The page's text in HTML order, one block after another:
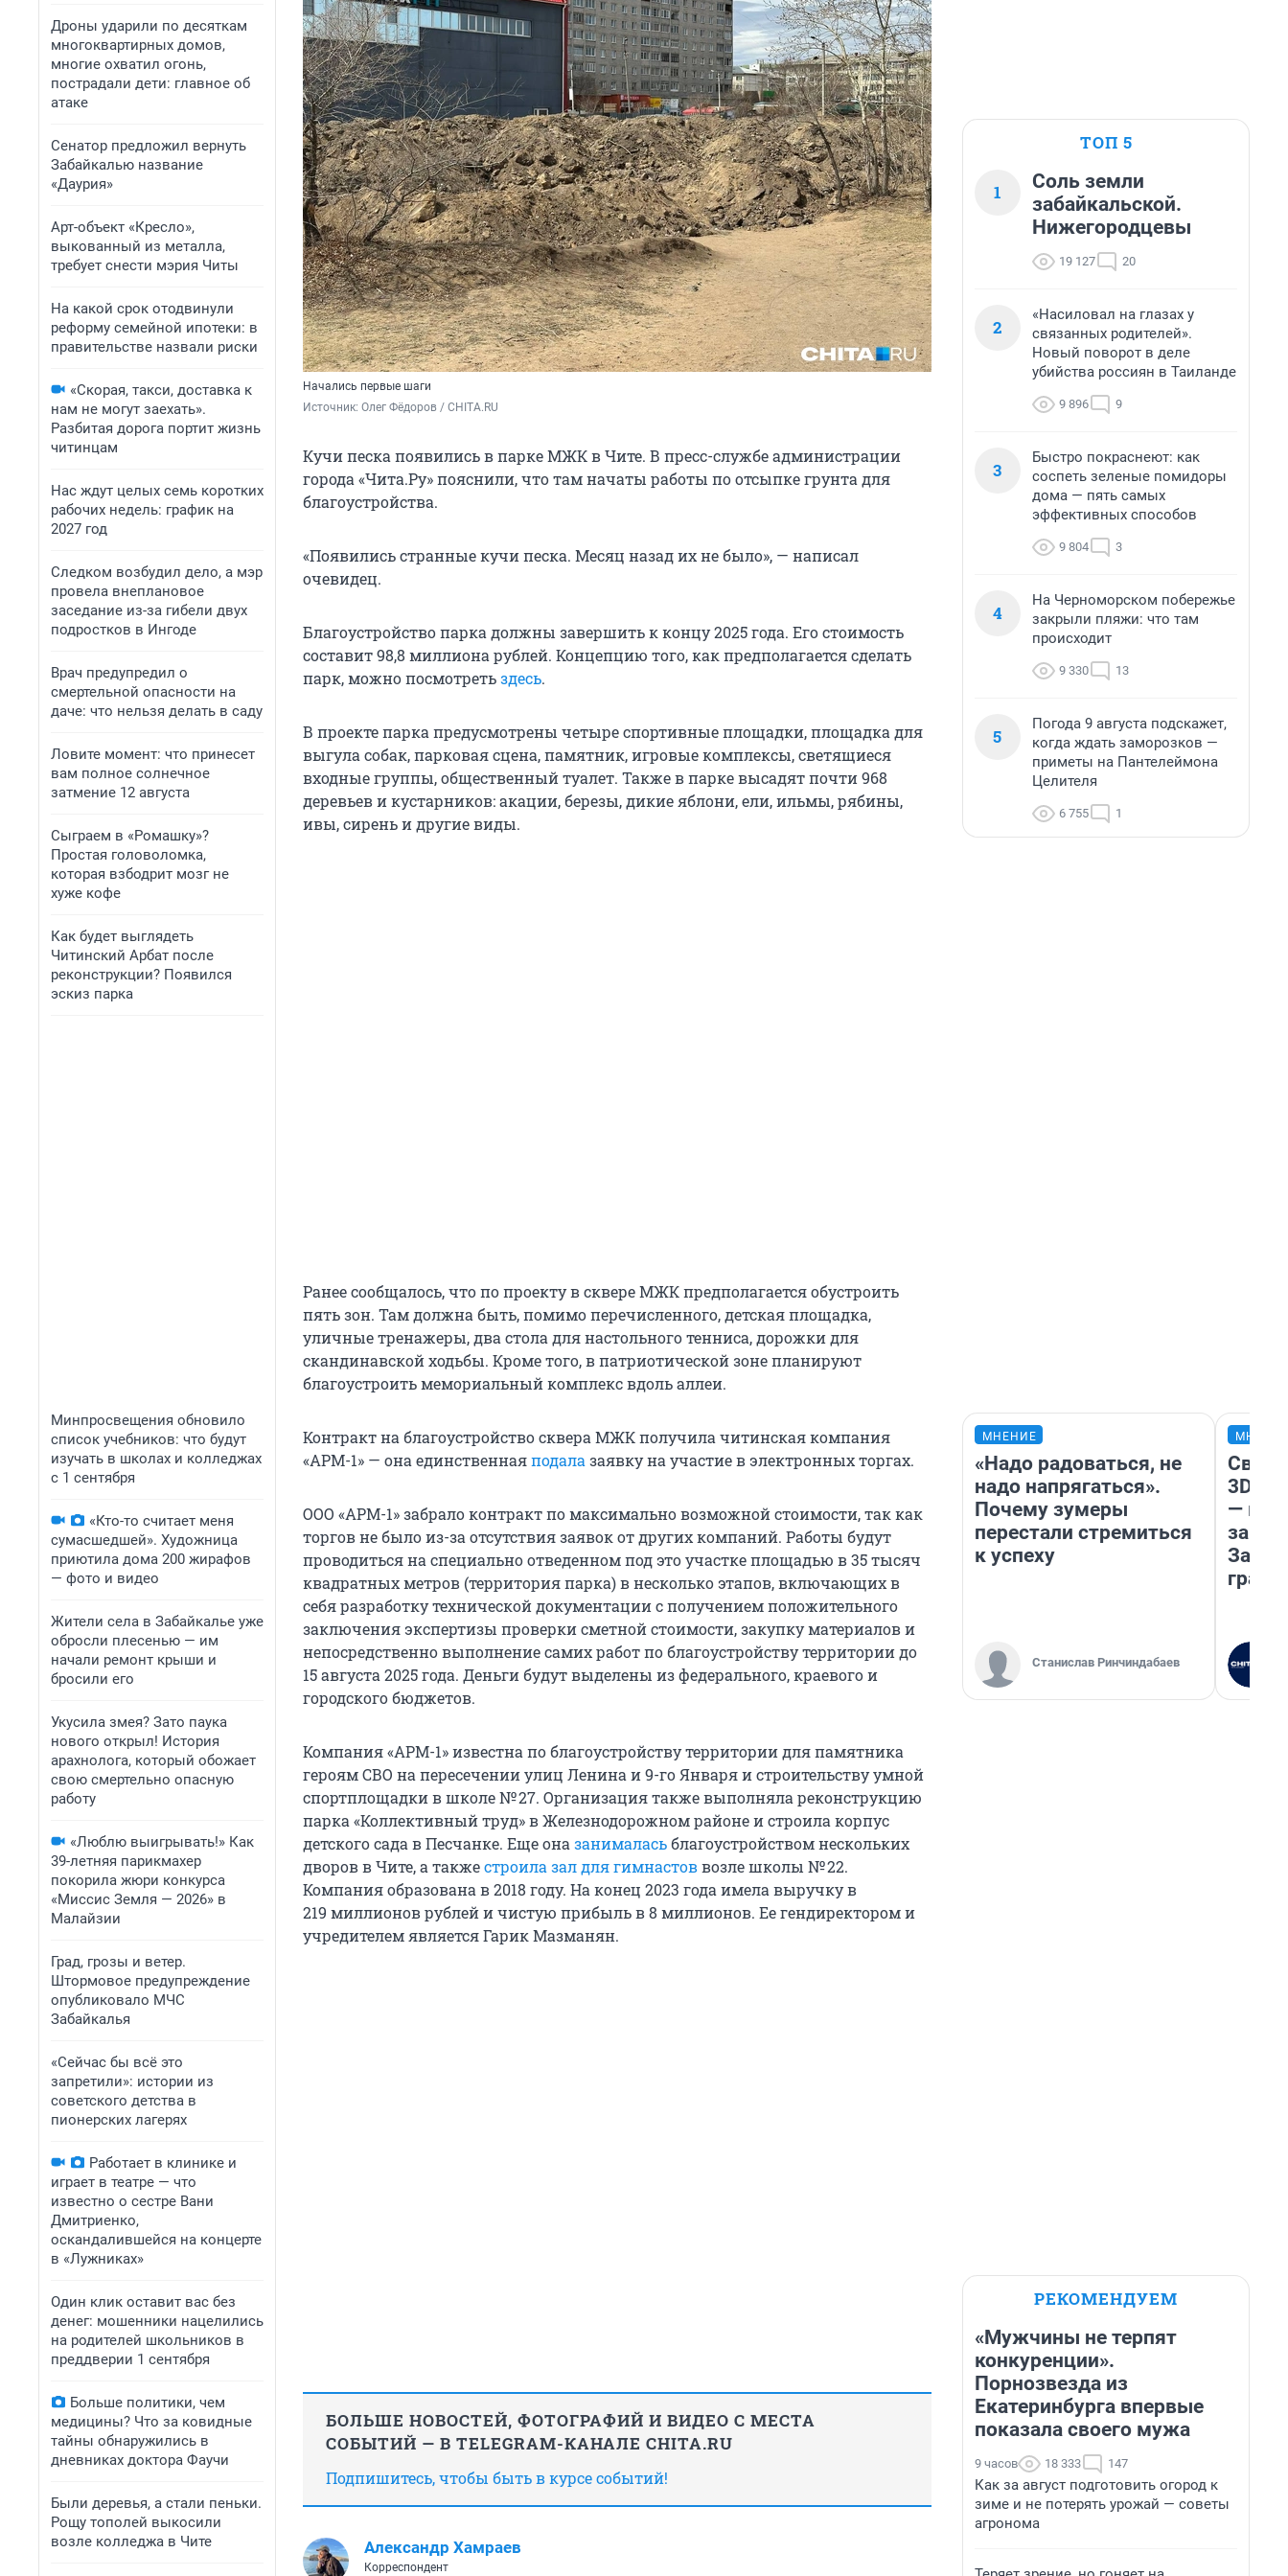
Дроны ударили по десяткам
многоквартирных домов,
многие охватил огонь,
пострадали дети: главное об
атаке
Сенатор предложил вернуть
Забайкалью название
«Даурия»
Арт-объект «Кресло»,
выкованный из металла,
требует снести мэрия Читы
На какой срок отодвинули
реформу семейной ипотеки: в
правительстве назвали риски
«Скорая, такси, доставка к
нам не могут заехать».
Разбитая дорога портит жизнь
читинцам
Нас ждут целых семь коротких
рабочих недель: график на
2027 год
Следком возбудил дело, а мэр
провела внеплановое
заседание из-за гибели двух
подростков в Ингоде
Врач предупредил о
смертельной опасности на
даче: что нельзя делать в саду
Ловите момент: что принесет
вам полное солнечное
затмение 12 августа
Сыграем в «Ромашку»?
Простая головоломка,
которая взбодрит мозг не
хуже кофе
Как будет выглядеть
Читинский Арбат после
реконструкции? Появился
эскиз парка
Минпросвещения обновило
список учебников: что будут
изучать в школах и колледжах
с 1 сентября
«Кто-то считает меня
сумасшедшей». Художница
приютила дома 200 жирафов
— фото и видео
Жители села в Забайкалье уже
обросли плесенью — им
начали ремонт крыши и
бросили его
Укусила змея? Зато паука
нового открыл! История
арахнолога, который обожает
свою смертельно опасную
работу
«Люблю выигрывать!» Как
39-летняя парикмахер
покорила жюри конкурса
«Миссис Земля — 2026» в
Малайзии
Град, грозы и ветер.
Штормовое предупреждение
опубликовало МЧС
Забайкалья
«Сейчас бы всё это
запретили»: истории из
советского детства в
пионерских лагерях
Работает в клинике и
играет в театре — что
известно о сестре Вани
Дмитриенко,
оскандалившейся на концерте
в «Лужниках»
Один клик оставит вас без
денег: мошенники нацелились
на родителей школьников в
преддверии 1 сентября
Больше политики, чем
медицины? Что за ковидные
тайны обнаружились в
дневниках доктора Фаучи
Были деревья, а стали пеньки.
Рощу тополей выкосили
возле колледжа в Чите
Начались первые шаги
Источник: Олег Фёдоров / CHITA.RU
Кучи песка появились в парке МЖК в Чите. В пресс-службе администрации
города «Чита.Ру» пояснили, что там начаты работы по отсыпке грунта для
благоустройства.
«Появились странные кучи песка. Месяц назад их не было», — написал
очевидец.
Благоустройство парка должны завершить к концу 2025 года. Его стоимость
составит98,8 миллиона рублей. Концепцию того, как предполагается сделать
парк, можно посмотретьздесь.
В проекте парка предусмотрены четыре спортивные площадки, площадка для
выгула собак, парковая сцена, памятник, игровые комплексы, светящиеся
входные группы, общественный туалет. Также в парке высадят почти 968
деревьев и кустарников: акации, березы, дикие яблони, ели, ильмы, рябины,
ивы, сирень и другие виды.
Ранее сообщалось, что по проекту в сквере МЖК предполагается обустроить
пять зон. Там должна быть, помимо перечисленного, детская площадка,
уличные тренажеры, два стола для настольного тенниса, дорожки для
скандинавской ходьбы. Кроме того, в патриотической зоне планируют
благоустроить мемориальный комплекс вдоль аллеи.
Контракт на благоустройство сквера МЖК получила читинская компания
«АРМ-1» — она единственнаяподала заявку на участие в электронных торгах.
ООО «АРМ-1» забрало контракт по максимально возможной стоимости, так как
торгов не было из-за отсутствия заявок от других компаний. Работы будут
проводиться на специально отведенном под это участке площадью в 35 тысяч
квадратных метров (территория парка) в несколько этапов, включающих в
себя разработку технической документации с получением положительного
заключения экспертизы проверки сметной стоимости, закупку материалов и
непосредственно выполнение самих работ по благоустройству территории до
15 августа 2025 года. Деньги будут выделены из федерального, краевого и
городского бюджетов.
Компания «АРМ-1» известна по благоустройству территории для памятника
героям СВО на пересечении улиц Ленина и 9-го Января и строительству умной
спортплощадки в школе № 27. Организация также выполняла реконструкцию
парка «Коллективный труд» в Железнодорожном районе и строила корпус
детского сада в Песчанке. Еще она занималасьблагоустройством нескольких
дворов в Чите, а такжестроила зал для гимнастоввозле школы № 22.
Компания образована в 2018 году. На конец 2023 года имела выручку в
219 миллионоврублей и чистую прибыль в8 миллионов. Ее гендиректором и
учредителем является Гарик Мазманян.
БОЛЬШЕ НОВОСТЕЙ, ФОТОГРАФИЙ И ВИДЕО С МЕСТА
СОБЫТИЙ — В TELEGRAM-КАНАЛЕ CHITA.RU
Подпишитесь, чтобы быть в курсе событий!
Александр Хамраев
Корреспондент
ТОП 5
1
Соль земли
забайкальской.
Нижегородцевы
19 127 20
2
«Насиловал на глазах у
связанных родителей».
Новый поворот в деле
убийства россиян в Таиланде
9 896 9
3
Быстро покраснеют: как
соспеть зеленые помидоры
дома — пять самых
эффективных способов
9 804 3
4
На Черноморском побережье
закрыли пляжи: что там
происходит
9 330 13
5
Погода 9 августа подскажет,
когда ждать заморозков —
приметы на Пантелеймона
Целителя
6 755 1
МНЕНИЕ
«Надо радоваться, не
надо напрягаться».
Почему зумеры
перестали стремиться
к успеху
Станислав Ринчиндабаев
— как
РЕКОМЕНДУЕМ
«Мужчины не терпят
конкуренции».
Порнозвезда из
Екатеринбурга впервые
показала своего мужа
9 часов 18 333 147
Как за август подготовить огород к
зиме и не потерять урожай — советы
агронома